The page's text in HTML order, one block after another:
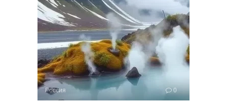
Россия 0